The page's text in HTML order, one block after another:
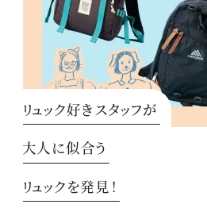
リュック好きスタッフが
大人に似合う
リュックを発見！